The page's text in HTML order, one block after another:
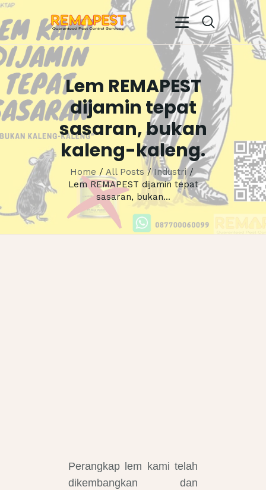
Lem REMAPEST
dijamin tepat
sasaran, bukan
kaleng-kaleng.
Home All Posts
Industri
Lem REMAPEST dijamin tepat
sasaran, bukan...
BERANDA
PROFIL KAMI
LAYANAN KAMI
TESTIMONIALS
GALERI
EVENTS
ENGLISH
CONTACTS
Perangkap lem kami telah
dikembangkan dan